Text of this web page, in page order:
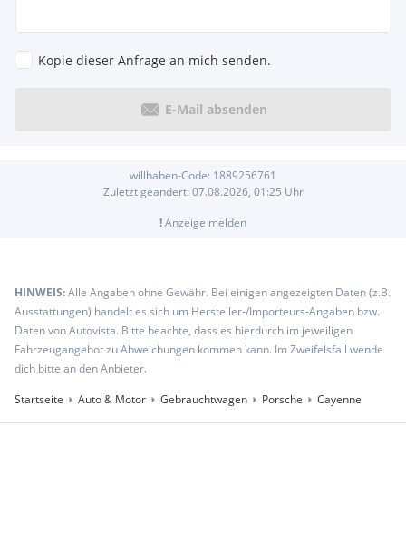
Kopie dieser Anfrage an mich senden.
E-Mail absenden
willhaben-Code: 1889256761
Zuletzt geändert: 07.08.2026, 01:25 Uhr
!Anzeige melden
HINWEIS:Alle Angaben ohne Gewähr. Bei einigen angezeigten Daten (z.B.
Ausstattungen) handelt es sich um Hersteller-/Importeurs-Angaben bzw.
Daten von Autovista. Bitte beachte, dass es hierdurch im jeweiligen
Fahrzeugangebot zu Abweichungen kommen kann. Im Zweifelsfall wende
dich bitte an den Anbieter.
Startseite
Auto & Motor Gebrauchtwagen Porsche Cayenne